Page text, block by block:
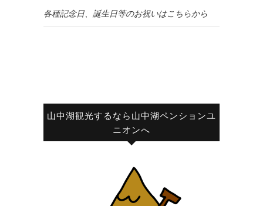
各種記念日、誕生日等のお祝いはこちらから
山中湖観光するなら山中湖ペンションユ
ニオンへ